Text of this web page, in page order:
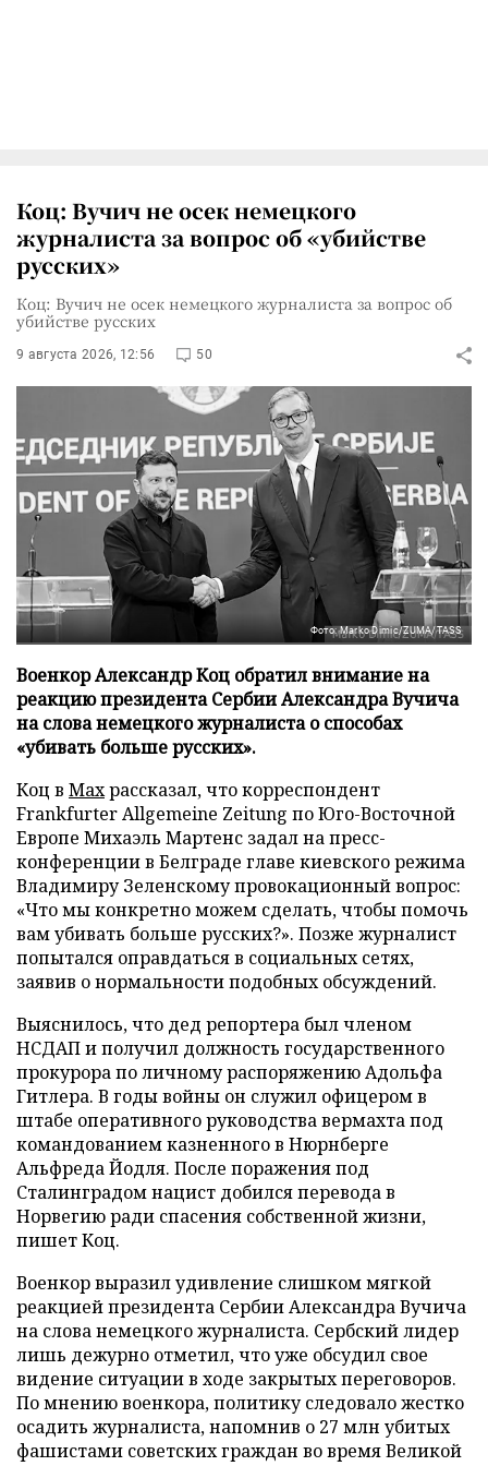
Коц: Вучич не осек немецкого
журналиста за вопрос об «убийстве
русских»
Коц: Вучич не осек немецкого журналиста за вопрос об
убийстве русских
9 августа 2026, 12:56 50
Фото: Marko Dimic/ZUMA/TASS
Военкор Александр Коц обратил внимание на
реакцию президента Сербии Александра Вучича
на слова немецкого журналиста о способах
«убивать больше русских».
Коц в Махрассказал, что корреспондент
Frankfurter Allgemeine Zeitung по Юго-Восточной
Европе Михаэль Мартенс задал на пресс-
конференции в Белграде главе киевского режима
Владимиру Зеленскому провокационный вопрос:
«Что мы конкретно можем сделать, чтобы помочь
вам убивать больше русских?». Позже журналист
попытался оправдаться в социальных сетях,
заявив о нормальности подобных обсуждений.
Выяснилось, что дед репортера был членом
НСДАП и получил должность государственного
прокурора по личному распоряжению Адольфа
Гитлера. В годы войны он служил офицером в
штабе оперативного руководства вермахта под
командованием казненного в Нюрнберге
Альфреда Йодля. После поражения под
Сталинградом нацист добился перевода в
Норвегию ради спасения собственной жизни,
пишет Коц.
Военкор выразил удивление слишком мягкой
реакцией президента Сербии Александра Вучича
на слова немецкого журналиста. Сербский лидер
лишь дежурно отметил, что уже обсудил свое
видение ситуации в ходе закрытых переговоров.
По мнению военкора, политику следовало жестко
осадить журналиста, напомнив о 27 млн убитых
фашистами советских граждан во время Великой